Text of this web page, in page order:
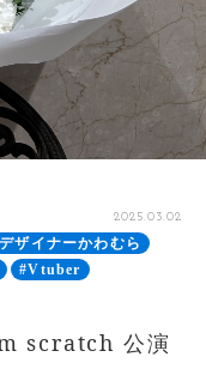
2025.03.02
ザイナーかわむら
#Vtuber
scratch 公演